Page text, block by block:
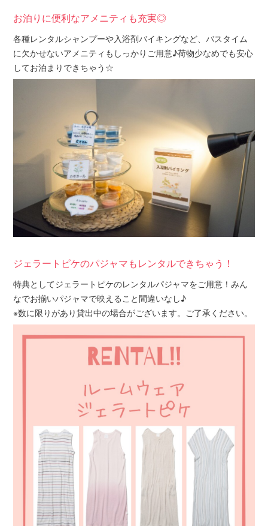
お泊りに便利なアメニティも充実◎
各種レンタルシャンプーや入浴剤バイキングなど、バスタイム
に欠かせないアメニティもしっかりご用意♪荷物少なめでも安心
してお泊まりできちゃう☆
ジェラートピケのパジャマもレンタルできちゃう！
特典としてジェラートピケのレンタルパジャマをご用意！みん
なでお揃いパジャマで映えること間違いなし♪
※数に限りがあり貸出中の場合がございます。ご了承ください。